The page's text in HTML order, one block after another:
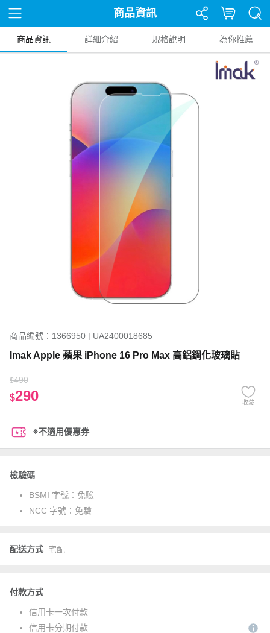
商品資訊
商品資訊 詳細介紹 規格說明 為你推薦
商品編號：1366950 | UA2400018685
Imak Apple 蘋果 iPhone 16 Pro Max 高鋁鋼化玻璃貼
$490
$290 收藏
※不適用優惠券
檢驗碼
BSMI 字號： 免驗
NCC 字號： 免驗
配送方式 宅配
付款方式
信用卡一次付款
信用卡分期付款